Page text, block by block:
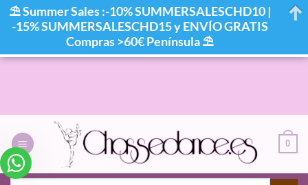
0
⛱ Summer Sales :-10% SUMMERSALESCHD10 |
-15% SUMMERSALESCHD15 y ENVÍO GRATIS
Compras >60€ Península ⛱